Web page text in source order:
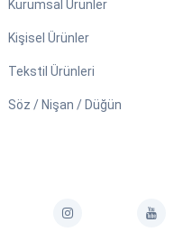
Kurumsal Ürünler
Kişisel Ürünler
Tekstil Ürünleri
Söz / Nişan / Düğün